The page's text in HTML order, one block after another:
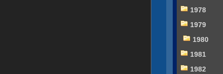
1978
1979
1980
1981
1982